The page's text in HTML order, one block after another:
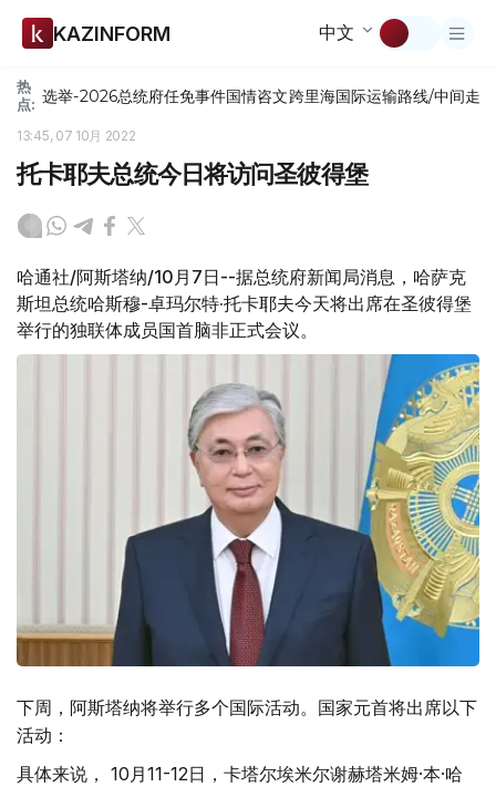
KAZINFORM 中文
热
点: 选举-2026总统府任免事件国情咨文跨里海国际运输路线/中间走廊
13:45, 07 10月 2022
托卡耶夫总统今日将访问圣彼得堡
哈通社/阿斯塔纳/10月7日--据总统府新闻局消息，哈萨克
斯坦总统哈斯穆-卓玛尔特·托卡耶夫今天将出席在圣彼得堡
举行的独联体成员国首脑非正式会议。
下周，阿斯塔纳将举行多个国际活动。国家元首将出席以下
活动：
具体来说， 10月11-12日，卡塔尔埃米尔谢赫塔米姆·本·哈